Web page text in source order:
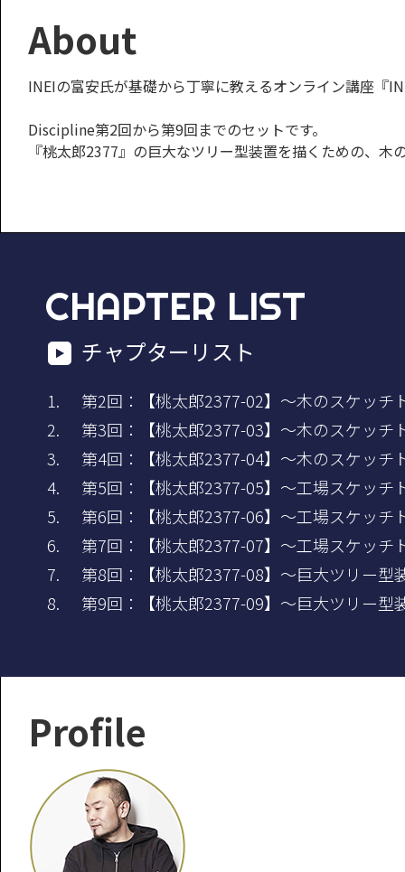
About
INEIの富安氏が基礎から丁寧に教えるオンライン講座『
Discipline第2回から第9回までのセットです。
『桃太郎2377』の巨大なツリー型装置を描くための、
CHAPTER LIST
チャプターリスト
第2回：【桃太郎2377-02】～木のスケッチ
第3回：【桃太郎2377-03】～木のスケッチ
第4回：【桃太郎2377-04】～木のスケッチ
第5回：【桃太郎2377-05】～工場スケッチ
第6回：【桃太郎2377-06】～工場スケッチ
第7回：【桃太郎2377-07】～工場スケッチ
第8回：【桃太郎2377-08】～巨大ツリー型
第9回：【桃太郎2377-09】～巨大ツリー型
Profile